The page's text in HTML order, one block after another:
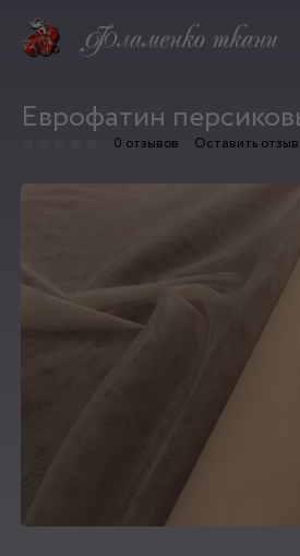
Еврофатин
0 отзывов Оставить отзыв